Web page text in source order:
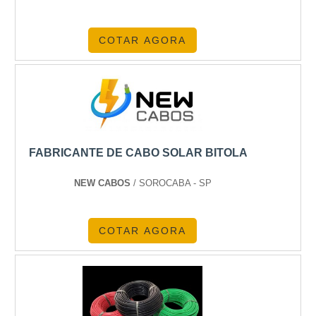
Para eventos, a continuidade da energia é crucial.
Geradores alugados garantem que tudo funcione
sem interrupções.
CONSTRUÇÃO CIVIL
para ferramentas e iluminação. O aluguel de
geradores evita atrasos e garante segurança.
Em situações de emergência, como desastres
naturais, ter acesso imediato a um gerador pode
atender rapidamente essas situações.
COTAR AGORA
FABRICANTE DE CABO SOLAR BITOLA
NEW CABOS / SOROCABA - SP
COTAR AGORA